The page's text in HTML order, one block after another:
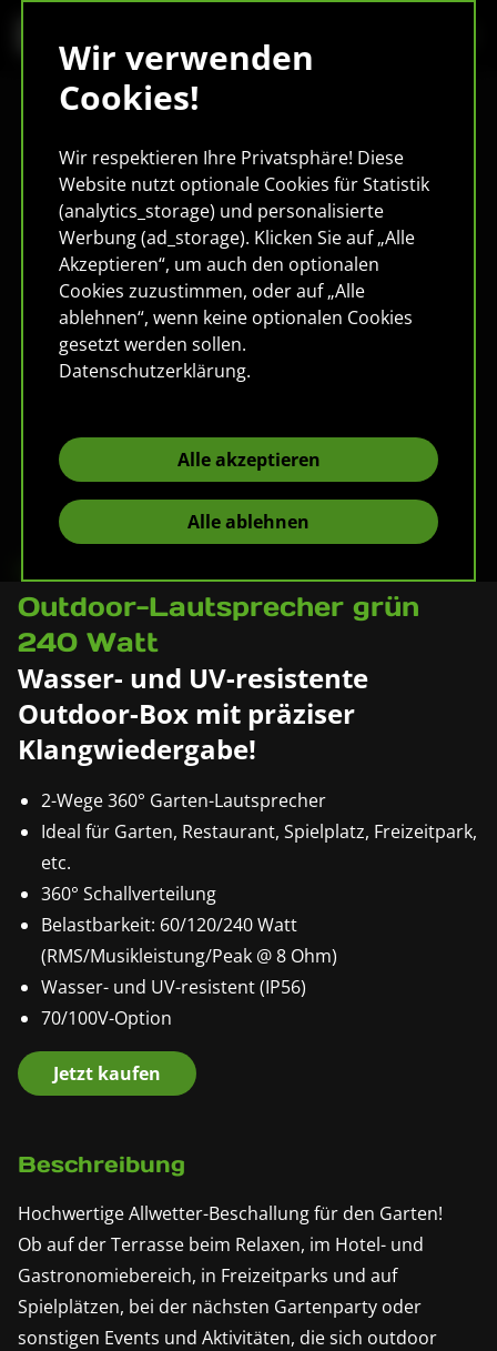
Wir verwenden
Cookies!
Wir respektieren Ihre Privatsphäre! Diese
Website nutzt optionale Cookies für Statistik
(analytics_storage) und personalisierte
Werbung (ad_storage). Klicken Sie auf „Alle
Akzeptieren“, um auch den optionalen
Cookies zuzustimmen, oder auf „Alle
ablehnen“, wenn keine optionalen Cookies
gesetzt werden sollen.
Datenschutzerklärung.
Alle akzeptieren
Alle ablehnen
Pronomic HLS-560 GR 360°
Outdoor-Lautsprecher grün
240 Watt
Wasser- und UV-resistente
Outdoor-Box mit präziser
Klangwiedergabe!
2-Wege 360° Garten-Lautsprecher
Ideal für Garten, Restaurant, Spielplatz, Freizeitpark,
etc.
360° Schallverteilung
Belastbarkeit: 60/120/240 Watt
(RMS/Musikleistung/Peak @ 8 Ohm)
Wasser- und UV-resistent (IP56)
70/100V-Option
Jetzt kaufen
Beschreibung
Hochwertige Allwetter-Beschallung für den Garten!
Ob auf der Terrasse beim Relaxen, im Hotel- und
Gastronomiebereich, in Freizeitparks und auf
Spielplätzen, bei der nächsten Gartenparty oder
sonstigen Events und Aktivitäten, die sich outdoor